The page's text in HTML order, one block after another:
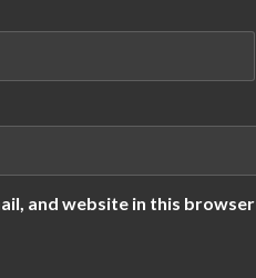
and website in this